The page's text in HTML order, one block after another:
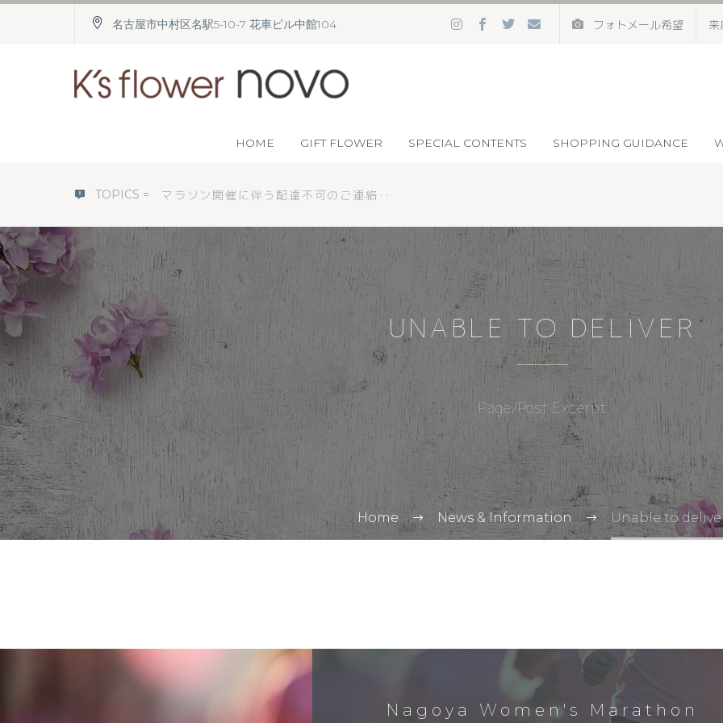
名古屋市中村区名駅5-10-7 花車ビル中館104 フォトメール希望 来
HOME GIFT FLOWER SPECIAL CONTENTS SHOPPING GUIDANCE
TOPICS = マラソン開催に伴う配達不可のご連絡‥
UNABLE TO DELIVER
Page/Post Excerpt
Home News & Information Unable to
Nagoya Women's Marathon